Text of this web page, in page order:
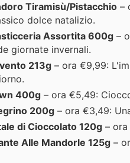
Tiramisù/Pistacchio –
dolce natalizio.
Assortita 600g –
giornate invernali.
213g – ora €9,99:
400g – ora €5,49:
200g – ora €3,49:
di Cioccolato 120g –
Alle Mandorle 125g –